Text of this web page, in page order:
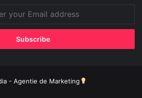
- Agentie de Marketing